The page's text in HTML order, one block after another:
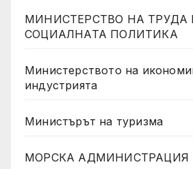
МИНИСТЕРСТВО НА ТРУДА
СОЦИАЛНАТА ПОЛИТИКА
Министерството на
индустрията
Министърът на туризма
МОРСКА АДМИНИСТРАЦИЯ